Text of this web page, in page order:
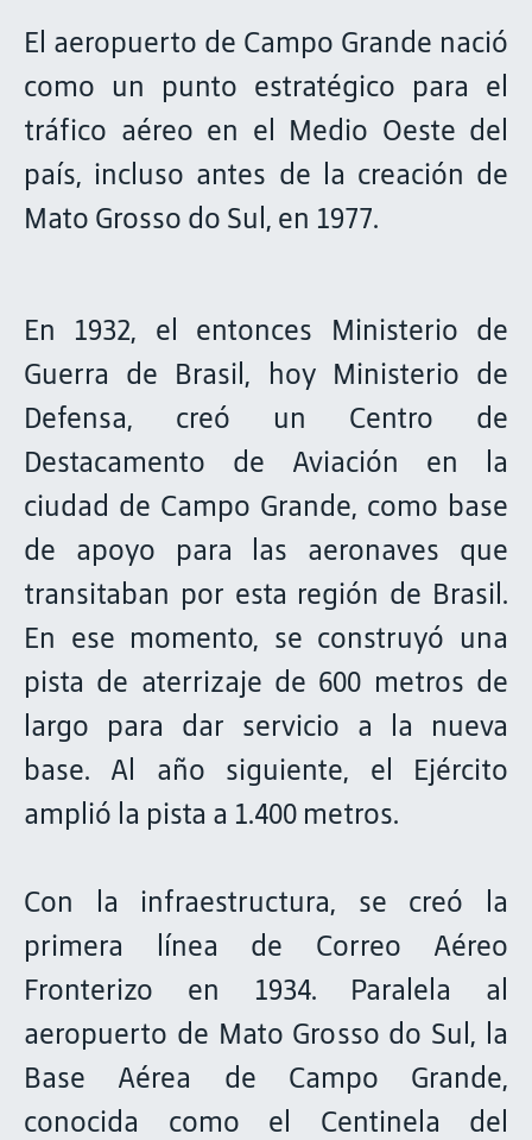
El aeropuerto de Campo Grande nació
como un punto estratégico para el
tráfico aéreo en el Medio Oeste del
país, incluso antes de la creación de
Mato Grosso do Sul, en 1977.
En 1932, el entonces Ministerio de
Guerra de Brasil, hoy Ministerio de
Defensa, creó un Centro de
Destacamento de Aviación en la
ciudad de Campo Grande, como base
de apoyo para las aeronaves que
transitaban por esta región de Brasil.
En ese momento, se construyó una
pista de aterrizaje de 600 metros de
largo para dar servicio a la nueva
base. Al año siguiente, el Ejército
amplió la pista a 1.400 metros.
Con la infraestructura, se creó la
primera línea de Correo Aéreo
Fronterizo en 1934. Paralela al
aeropuerto de Mato Grosso do Sul, la
Base Aérea de Campo Grande,
conocida como el Centinela del